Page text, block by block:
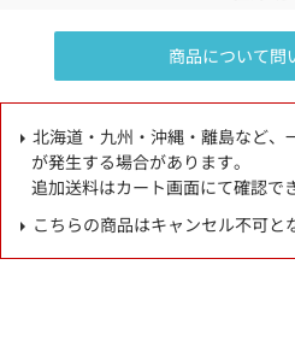
商品について問
北海道・九州・沖縄・離島など、
が発生する場合があります。
追加送料はカート画面にて確認で
こちらの商品はキャンセル不可と